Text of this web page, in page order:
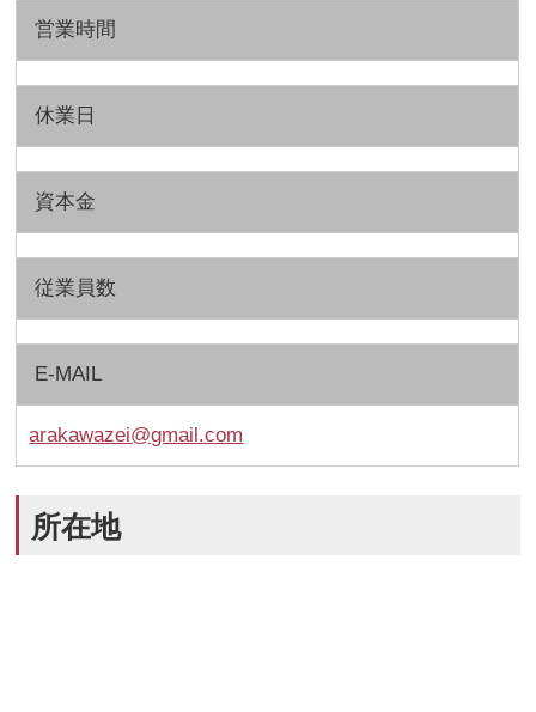
営業時間
休業日
資本金
従業員数
E-MAIL
arakawazei@gmail.com
所在地